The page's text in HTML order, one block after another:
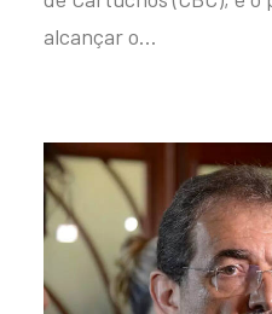
alcançar o…